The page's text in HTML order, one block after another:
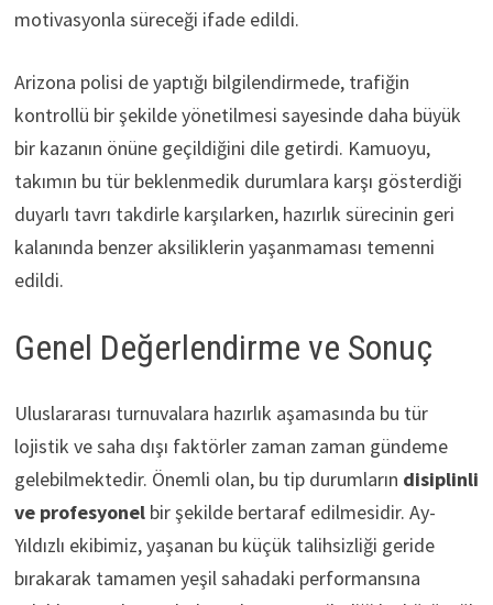
motivasyonla süreceği ifade edildi.
Arizona polisi de yaptığı bilgilendirmede, trafiğin
kontrollü bir şekilde yönetilmesi sayesinde daha büyük
bir kazanın önüne geçildiğini dile getirdi. Kamuoyu,
takımın bu tür beklenmedik durumlara karşı gösterdiği
duyarlı tavrı takdirle karşılarken, hazırlık sürecinin geri
kalanında benzer aksiliklerin yaşanmaması temenni
edildi.
Genel Değerlendirme ve Sonuç
Uluslararası turnuvalara hazırlık aşamasında bu tür
lojistik ve saha dışı faktörler zaman zaman gündeme
gelebilmektedir. Önemli olan, bu tip durumların disiplinli
ve profesyonelbir şekilde bertaraf edilmesidir. Ay-
Yıldızlı ekibimiz, yaşanan bu küçük talihsizliği geride
bırakarak tamamen yeşil sahadaki performansına